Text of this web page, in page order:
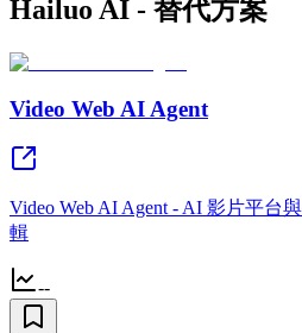
Hailuo AI - 替代方案
Video Web AI Agent
Video Web AI Agent - AI 影片平台
輯
--